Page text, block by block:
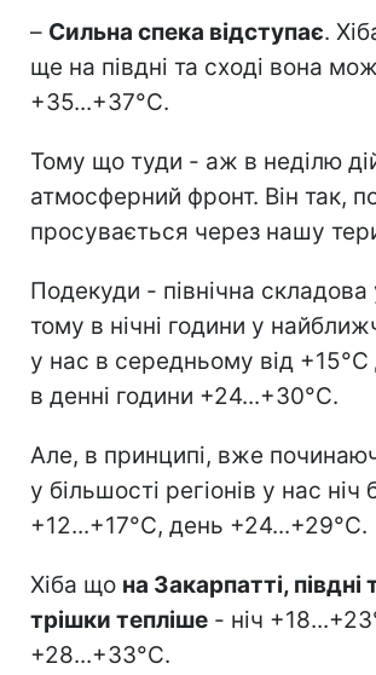
– Сильна спека відступає.
ще на півдні та сході вона
+35...+37°С.
Тому що туди - аж в неділю
атмосферний фронт. Він так,
просувається через нашу
Подекуди - північна складова
тому в нічні години у
у нас в середньому від
в денні години +24...+30°C.
Але, в принципі, вже
у більшості регіонів у нас ніч
+12...+17°C, день +24...+29°C.
Хіба що на Закарпатті, півдні
трішки тепліше - ніч
+28...+33°C.